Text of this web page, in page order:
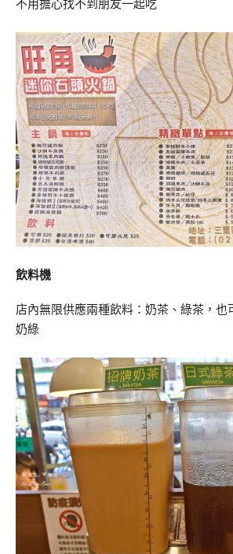
不用擔心找不到朋友一起吃
飲料機
店內無限供應兩種飲料：奶茶、綠茶，也
奶綠